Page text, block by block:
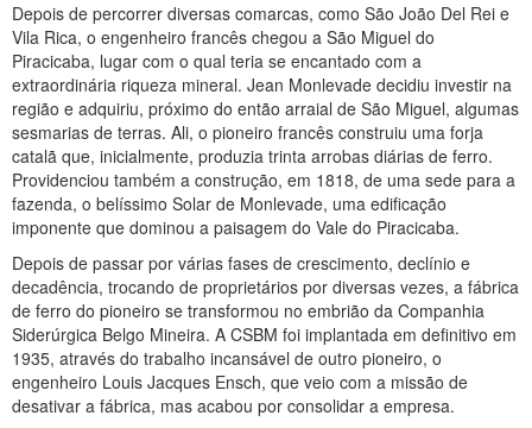
Depois de percorrer diversas comarcas, como São João Del Rei e
Vila Rica, o engenheiro francês chegou a São Miguel do
Piracicaba, lugar com o qual teria se encantado com a
extraordinária riqueza mineral. Jean Monlevade decidiu investir na
região e adquiriu, próximo do então arraial de São Miguel, algumas
sesmarias de terras. Ali, o pioneiro francês construiu uma forja
catalã que, inicialmente, produzia trinta arrobas diárias de ferro.
Providenciou também a construção, em 1818, de uma sede para a
fazenda, o belíssimo Solar de Monlevade, uma edificação
imponente que dominou a paisagem do Vale do Piracicaba.
Depois de passar por várias fases de crescimento, declínio e
decadência, trocando de proprietários por diversas vezes, a fábrica
de ferro do pioneiro se transformou no embrião da Companhia
Siderúrgica Belgo Mineira. A CSBM foi implantada em definitivo em
1935, através do trabalho incansável de outro pioneiro, o
engenheiro Louis Jacques Ensch, que veio com a missão de
desativar a fábrica, mas acabou por consolidar a empresa.